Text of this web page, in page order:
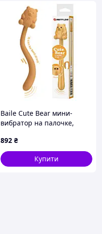
Baile Cute Bear мини-
вибратор на палочке,
892 ₴
Купити